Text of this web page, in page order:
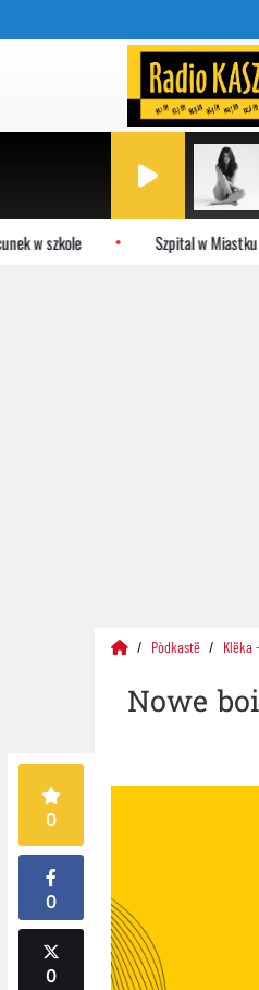
w szkole Szpital w Miastku
Pòdkastë Klëka
Nowe
0
0
0